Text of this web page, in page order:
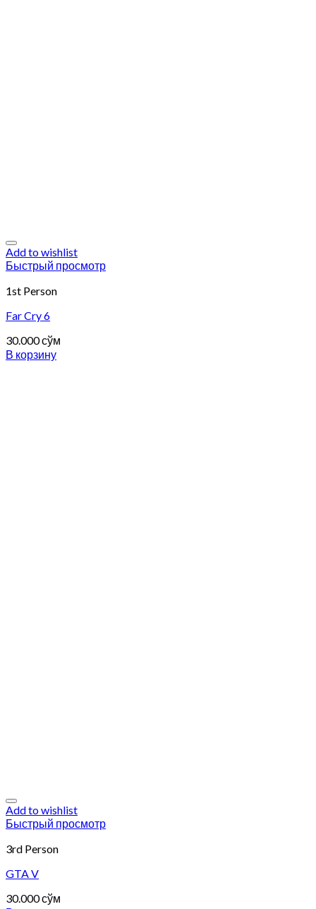
Add to wishlist
Быстрый просмотр
1st Person
Far Cry 6
30.000сўм
В корзину
Add to wishlist
Быстрый просмотр
3rd Person
GTA V
30.000сўм